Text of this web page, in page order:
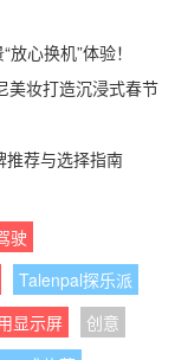
心换机”体验！
美妆打造沉浸式春节
推荐与选择指南
驶
Talenpal探乐派
显示屏
创意